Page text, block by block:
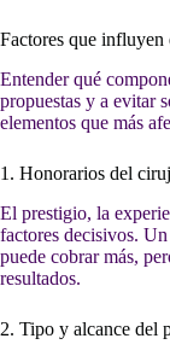
Factores que influyen
Entender qué
propuestas y a evitar
elementos que más
1. Honorarios del
El prestigio, la
factores decisivos.
puede cobrar más,
resultados.
2. Tipo y alcance del